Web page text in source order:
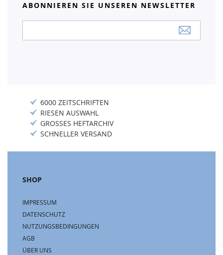
ABONNIEREN SIE UNSEREN NEWSLETTER
Newsletter:
6000 ZEITSCHRIFTEN
RIESEN AUSWAHL
GROSSES HEFTARCHIV
SCHNELLER VERSAND
SHOP
IMPRESSUM
DATENSCHUTZ
NUTZUNGSBEDINGUNGEN
AGB
ÜBER UNS